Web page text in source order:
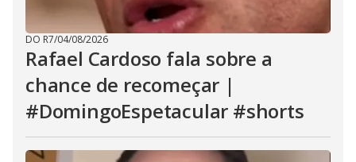
DO R7/04/08/2026
Rafael Cardoso fala sobre a
chance de recomeçar |
#DomingoEspetacular #shorts